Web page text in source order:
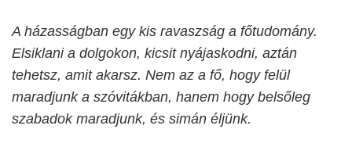
A házasságban egy kis ravaszság a főtudomány.
Elsiklani a dolgokon, kicsit nyájaskodni, aztán
tehetsz, amit akarsz. Nem az a fő, hogy felül
maradjunk a szóvitákban, hanem hogy belsőleg
szabadok maradjunk, és simán éljünk.